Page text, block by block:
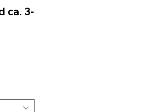
ca. 3-